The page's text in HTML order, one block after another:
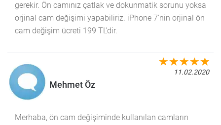
gerekir. Ön camınız çatlak ve dokunmatik sorunu yoksa
orjinal cam değişimi yapabiliriz. iPhone 7'nin orjinal ön
cam değişim ücreti 199 TL'dir.
Mehmet Öz
11.02.2020
Merhaba, ön cam değişiminde kullanılan camların